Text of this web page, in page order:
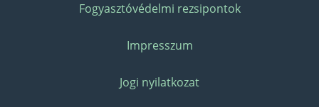
Fogyasztóvédelmi rezsipontok
Impresszum
Jogi nyilatkozat